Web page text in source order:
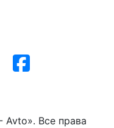
Avto». Все права